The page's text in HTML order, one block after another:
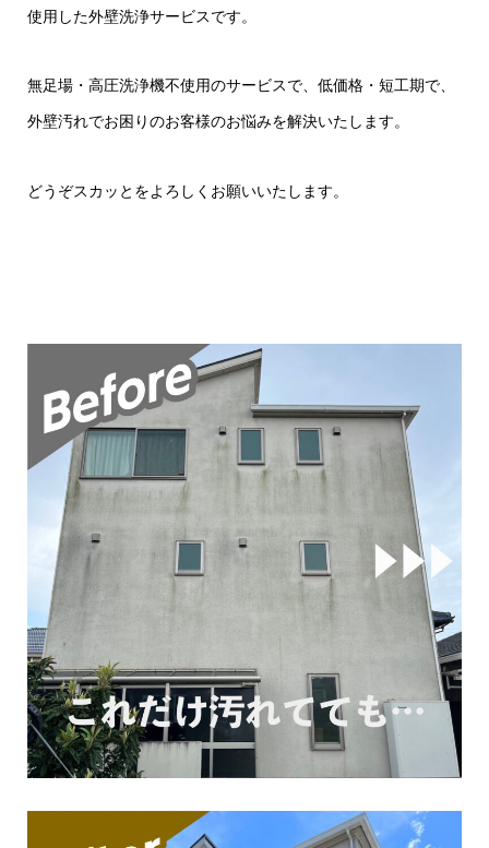
使用した外壁洗浄サービスです。
無足場・高圧洗浄機不使用のサービスで、低価格・短工期で、
外壁汚れでお困りのお客様のお悩みを解決いたします。
どうぞスカッとをよろしくお願いいたします。